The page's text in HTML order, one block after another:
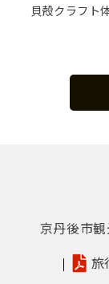
貝殻クラフト
京丹後市
旅